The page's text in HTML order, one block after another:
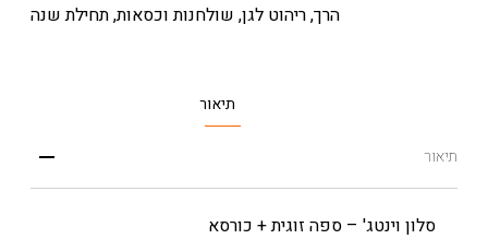
הרך,ריהוט לגן, שולחנות וכסאות,תחילת שנה
תיאור
תיאור
סלון וינטג' – ספה זוגית + כורסא